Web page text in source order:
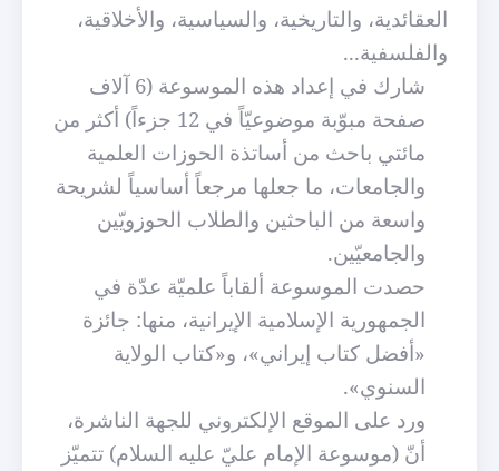
العقائدية، والتاريخية، والسياسية، والأخلاقية،
والفلسفية...
شارك في إعداد هذه الموسوعة (6 آلاف
صفحة مبوّبة موضوعيّاً في 12 جزءاً) أكثر من
مائتي باحث من أساتذة الحوزات العلمية
والجامعات، ما جعلها مرجعاً أساسياً لشريحة
واسعة من الباحثين والطلاب الحوزويّين
والجامعيّين.
حصدت الموسوعة ألقاباً علميّة عدّة في
الجمهورية الإسلامية الإيرانية، منها: جائزة
«أفضل كتاب إيراني»، و«كتاب الولاية
السنوي».
ورد على الموقع الإلكتروني للجهة الناشرة،
أنّ (موسوعة الإمام عليّ عليه السلام) تتميّز